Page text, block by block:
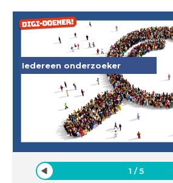
Iedereen onderzoeker
1 /5